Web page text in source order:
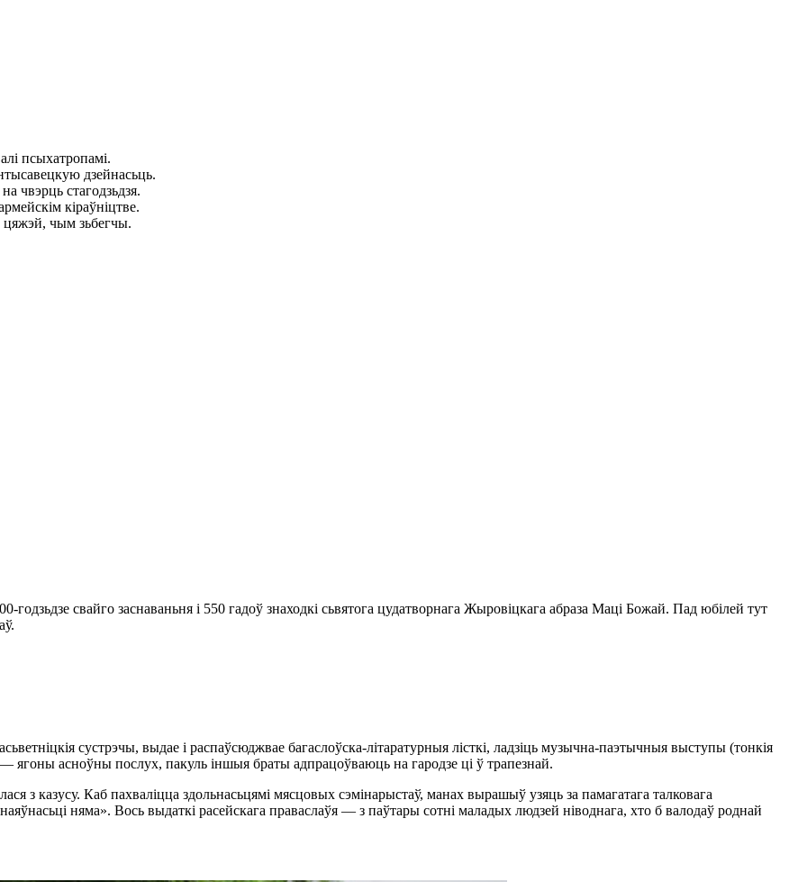
псыхатропамі.
дзейнасьць.
чвэрць стагодзьдзя.
кіраўніцтве.
цяжэй, чым зьбегчы.
годзьдзе свайго заснаваньня і 550 гадоў знаходкі сьвятога цудатворнага Жыровіцкага абраза Маці Божай. Пад юбілей тут
сустрэчы, выдае і распаўсюджвае багаслоўска-літаратурныя лісткі, ладзіць музычна-паэтычныя выступы (тонкія
— ягоны асноўны послух, пакуль іншыя браты адпрацоўваюць на гародзе ці ў трапезнай.
з казусу. Каб пахваліцца здольнасьцямі мясцовых сэмінарыстаў, манах вырашыў узяць за памагатага талковага
няма». Вось выдаткі расейскага праваслаўя — з паўтары сотні маладых людзей ніводнага, хто б валодаў роднай